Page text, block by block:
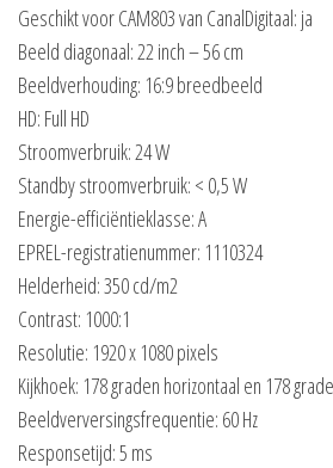
Geschikt voor CAM803 van CanalDigitaal: ja
Beeld diagonaal: 22 inch – 56 cm
Beeldverhouding: 16:9 breedbeeld
HD: Full HD
Stroomverbruik: 24 W
Standby stroomverbruik: < 0,5 W
Energie-efficiëntieklasse: A
EPREL-registratienummer: 1110324
Helderheid: 350 cd/m2
Contrast: 1000:1
Resolutie: 1920 x 1080 pixels
Kijkhoek: 178 graden horizontaal en 178
Beeldverversingsfrequentie: 60 Hz
Responsetijd: 5 ms